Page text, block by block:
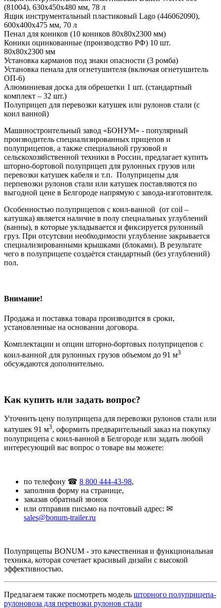
(81004), 630x450x480 мм, 78 л
Ящик инструментальный пластиковый Lago (446062090),
600x400x475 мм, 70 л
Пенал для коников (10 коников 80х80х2300 мм)
Коники оцинкованные (производство РФ) 10 шт.
80х80х2300 мм
Установка карманов под знаки опасности (3 ромба)
Установка пенала для огнетушителя (включая огнетушитель
ОП-6)
Алюминиевая доска для обрешетки 1 шт. (стандартный
комплект – 32 шт.)
Полуприцеп для перевозки катушек или рулонов стали (с
коил ванной)
Машиностроительный завод «БОНУМ» - популярный
производитель специализированных прицепов и
полуприцепов, а также специальной грузовой и
сельскохозяйственной техники в России, предлагает купить
шторно-бортовой полуприцеп для рулонных грузов или
перевозки катушек кабеля и т.п. Полуприцепы для
перпевозки рулонов стали или катушек поставляются по
выгодной цене в Белгороде напрямую с завода-изготовителя.
Особенностью полуприцепов с коил-ванной (от coil –
катушка) является наличие в полу специальных углублений
(ванны), в которые укладывается и фиксируется рулонный
груз. При отсутсвии необходимости углубление закрывается
специализированными крышками (блоками). В результате
чего в полуприцепе создаётся стандартный (без углублений)
пол.
Внимание!
Продажа и поставка товара производится в сроки,
установленные на основании договора.
Комплектации и опции шторно-бортовых полуприцепов с
коил-ванной для рулонных грузов объемом до 91 м3
обсуждаются дополнительно.
Как купить или задать вопрос?
Уточнить цену полуприцепа для перевозки рулонов стали или
катушек 91 м3, оформить предварительный заказ на покупку
полуприцепа с коил-ванной в Белгороде или задать любой
интересующий вас вопрос о товаре вы можете:
по телефону ☎ 8 800 444-43-98,
заполнив форму на странице,
заказав обратный звонок
или отправив письмо на почтовый адрес: ✉
sales@bonum-trailer.ru
Полуприцепы BONUM - это качественная и функциональная
техника, которая сочетает красивый дизайн с высокой
эффективностью.
Предлагаем также посмотрeть модель шторного полуприцепа-
рулоновоза для перевозки рулонов стали